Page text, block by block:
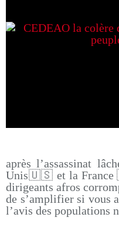
après l’assassinat
Unis🇺🇸 et la France
dirigeants afros
de s’amplifier si
l’avis des populations